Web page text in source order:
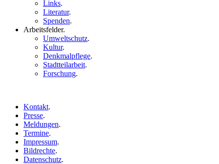
Links.
Literatur.
Spenden.
Arbeitsfelder.
Umweltschutz.
Kultur.
Denkmalpflege.
Stadtteilarbeit.
Forschung.
Kontakt.
Presse.
Meldungen.
Termine.
Impressum.
Bildrechte.
Datenschutz.